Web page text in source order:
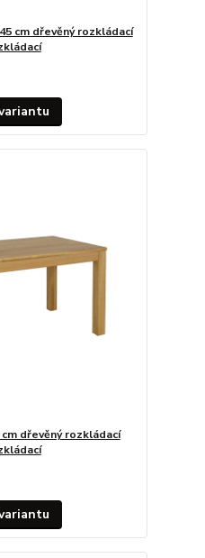
cm dřevěný rozkládací
dřevěný rozkládací